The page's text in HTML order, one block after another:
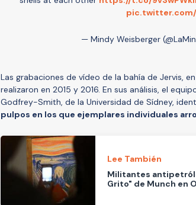
pic.twitter.com/
— Mindy Weisberger
Las grabaciones de vídeo de la bahía de Jervis,
realizaron en 2015 y 2016. En sus análisis, el
Godfrey-Smith, de la Universidad de Sídney,
pulpos en los que ejemplares individuales
Lee También
Militantes
Grito" de Munch en